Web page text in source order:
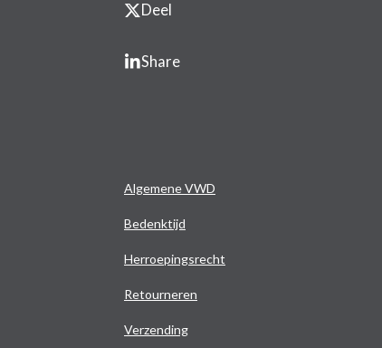
Deel
Share
Algemene VWD
Bedenktijd
Herroepingsrecht
Retourneren
Verzending